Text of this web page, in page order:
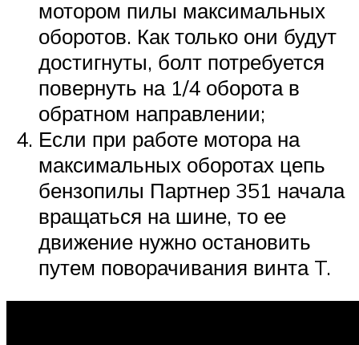
мотором пилы максимальных
оборотов. Как только они будут
достигнуты, болт потребуется
повернуть на 1/4 оборота в
обратном направлении;
Если при работе мотора на
максимальных оборотах цепь
бензопилы Партнер 351 начала
вращаться на шине, то ее
движение нужно остановить
путем поворачивания винта T.